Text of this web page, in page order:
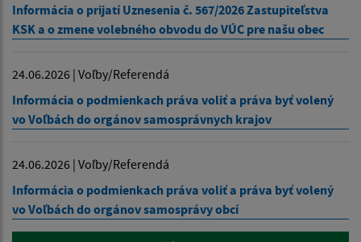
Informácia o prijatí Uznesenia č. 567/2026 Zastupiteľstva
KSK a o zmene volebného obvodu do VÚC pre našu obec
24.06.2026 | Voľby/Referendá
Informácia o podmienkach práva voliť a práva byť volený
vo Voľbách do orgánov samosprávnych krajov
24.06.2026 | Voľby/Referendá
Informácia o podmienkach práva voliť a práva byť volený
vo Voľbách do orgánov samosprávy obcí